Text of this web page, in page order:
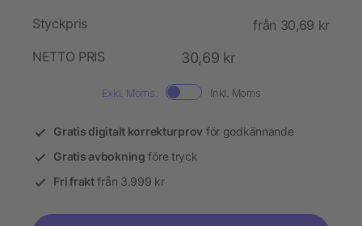
Styckpris
från 30,69 kr
NETTO PRIS
30,69 kr
Exkl. Moms. Inkl. Moms
Gratis digitalt korrekturprov för godkännande
Gratis avbokning före tryck
Fri fraktfrån 3.999 kr